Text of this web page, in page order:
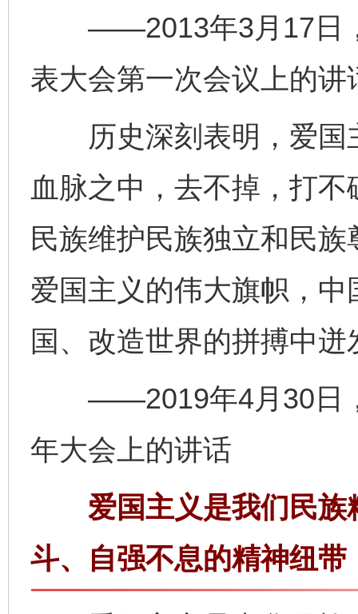
——2013年3月17日，
表大会第一次会议上的讲
历史深刻表明，爱国
血脉之中，去不掉，打
民族维护民族独立和民
爱国主义的伟大旗帜，
国、改造世界的拼搏中
——2019年4月30日，
年大会上的讲话
爱国主义是我们民族
斗、自强不息的精神纽带